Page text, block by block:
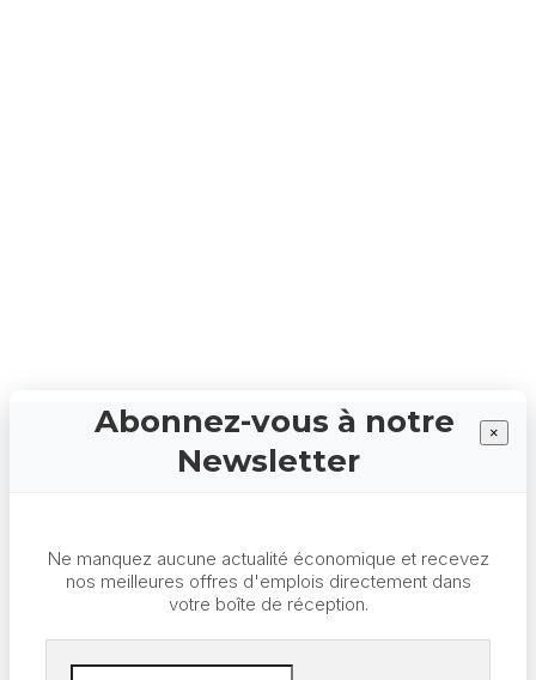
×
Abonnez-vous à notre
Newsletter
Ne manquez aucune actualité économique et recevez
nos meilleures offres d'emplois directement dans
votre boîte de réception.